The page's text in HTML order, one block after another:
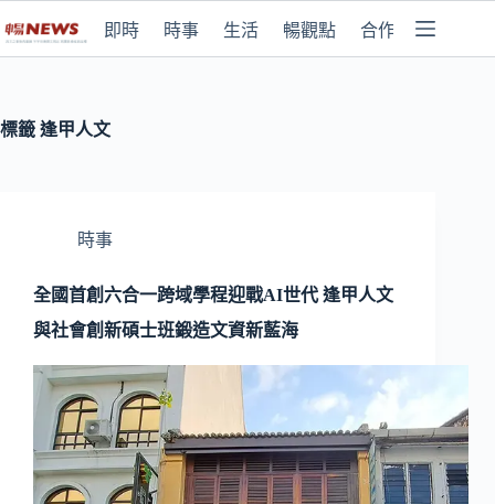
即時 時事 生活 暢觀點 合作媒體
標籤 逢甲人文
時事
全國首創六合一跨域學程迎戰AI世代 逢甲人文
與社會創新碩士班鍛造文資新藍海